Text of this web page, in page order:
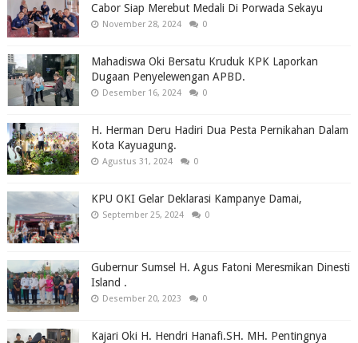
Cabor Siap Merebut Medali Di Porwada Sekayu
November 28, 2024 0
Mahadiswa Oki Bersatu Kruduk KPK Laporkan
Dugaan Penyelewengan APBD.
Desember 16, 2024 0
H. Herman Deru Hadiri Dua Pesta Pernikahan Dalam
Kota Kayuagung.
Agustus 31, 2024 0
KPU OKI Gelar Deklarasi Kampanye Damai,
September 25, 2024 0
Gubernur Sumsel H. Agus Fatoni Meresmikan Dinesti
Island .
Desember 20, 2023 0
Kajari Oki H. Hendri Hanafi.SH. MH. Pentingnya